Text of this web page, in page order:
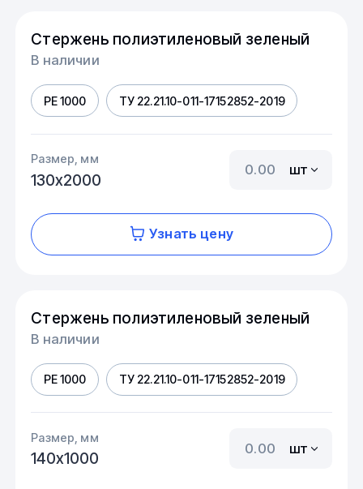
Стержень полиэтиленовый зеленый
В наличии
PE 1000 ТУ 22.21.10-011-17152852-2019
Размер, мм
130х2000
шт
Узнать цену
Стержень полиэтиленовый зеленый
В наличии
PE 1000 ТУ 22.21.10-011-17152852-2019
Размер, мм
140х1000
шт